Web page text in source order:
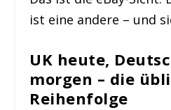
ist eine andere – und
UK heute,
morgen – die
Reihenfolge